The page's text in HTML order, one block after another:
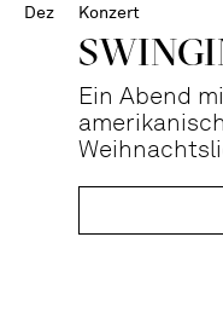
Dez Konzert
Ein Abend